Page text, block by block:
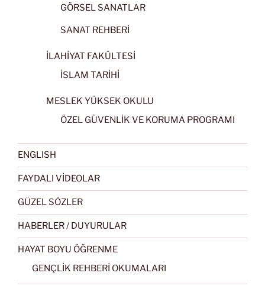
GÖRSEL SANATLAR
SANAT REHBERİ
İLAHİYAT FAKÜLTESİ
İSLAM TARİHİ
MESLEK YÜKSEK OKULU
ÖZEL GÜVENLİK VE KORUMA PROGRAMI
ENGLISH
FAYDALI VİDEOLAR
GÜZEL SÖZLER
HABERLER / DUYURULAR
HAYAT BOYU ÖĞRENME
GENÇLİK REHBERİ OKUMALARI